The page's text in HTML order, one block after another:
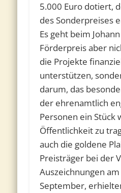
5.000 Euro dotiert,
des Sonderpreises
Es geht beim
Förderpreis aber
die Projekte
unterstützen,
darum, das
der ehrenamtlich
Personen ein Stück
Öffentlichkeit zu
auch die goldene
Preisträger bei der
Auszeichnungen
September,